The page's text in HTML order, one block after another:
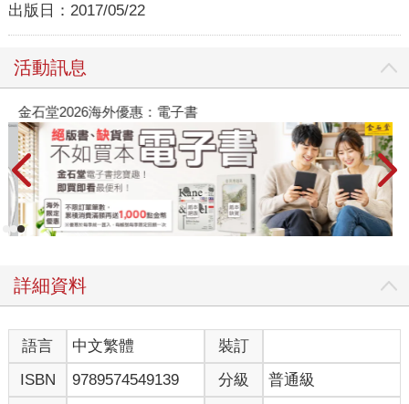
出版日： 2017/05/22
活動訊息
金石堂2026海外優惠：電子書
詳細資料
語言 中文繁體
裝訂
ISBN
9789574549139 分級 普通級